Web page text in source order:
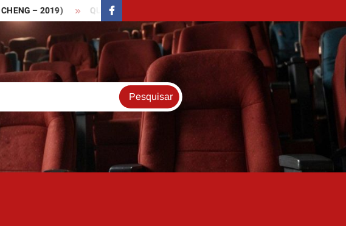
2019) QUEIME TODAS MINHAS CARTAS (BURN ALL MY LETTERS – 2022)
FaceBook